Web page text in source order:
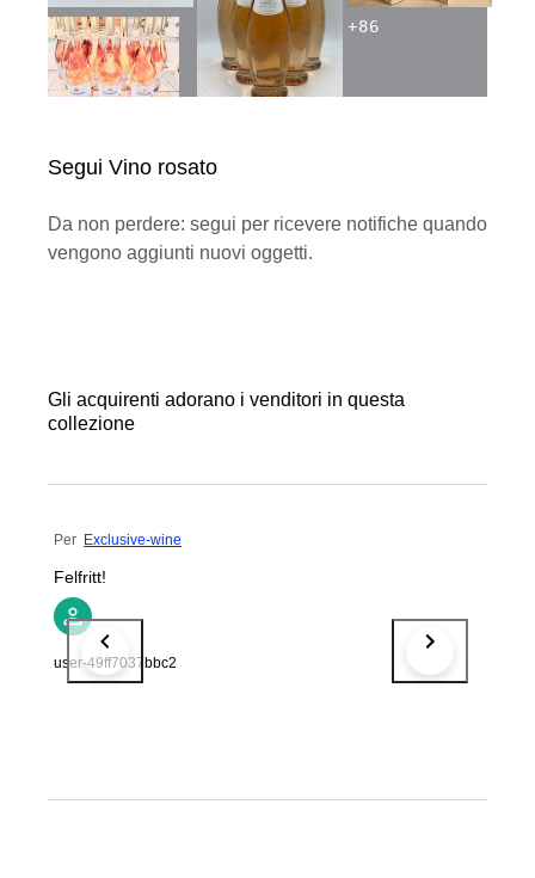
Segui Vino rosato
Da non perdere: segui per ricevere notifiche quando
vengono aggiunti nuovi oggetti.
+86
Gli acquirenti adorano i venditori in questa
collezione
Per Exclusive-wine
Felfritt!
user-49ff7037bbc2